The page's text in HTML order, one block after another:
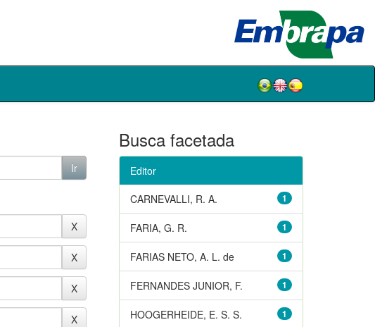
Busca facetada
Editor
1
CARNEVALLI, R. A.
1
FARIA, G. R.
1
FARIAS NETO, A. L. de
1
FERNANDES JUNIOR, F.
1
HOOGERHEIDE, E. S. S.